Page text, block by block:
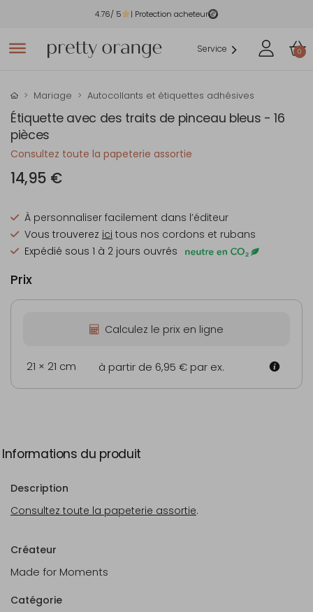
4.76/ 5 | Protection acheteur
Service 0
Mariage Autocollants et étiquettes adhésives
Étiquette avec des traits de pinceau bleus - 16
pièces
Consultez toute la papeterie assortie
14,95 €
À personnaliser facilement dans l’éditeur
Vous trouverez ici tous nos cordons et rubans
Expédié sous 1 à 2 jours ouvrés
Prix
Calculez le prix en ligne
21 × 21 cm à partir de 6,95 € par ex.
Informations du produit
Description
Consultez toute la papeterie assortie.
Créateur
Made for Moments
Catégorie